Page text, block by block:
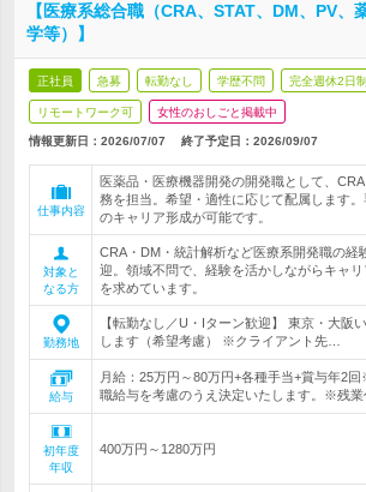
【医療系総合職（CRA、STAT、DM、PV、
学等）】
正社員 急募 転勤なし 学歴不問 完全週休2日制
リモートワーク可 女性のおしごと掲載中
情報更新日：2026/07/07 終了予定日： 2026/09/07
仕事内容
医薬品・医療機器開発の開発職として、
務を担当。希望・適性に応じて配属します
のキャリア形成が可能です。
対象と
なる方
CRA・DM・統計解析など医療系開発職の経
迎。領域不問で、経験を活かしながらキャ
を求めています。
勤務地
【転勤なし／U・Iターン歓迎】 東京・大阪
します（希望考慮） ※クライアント先…
給与
月給：25万円～80万円+各種手当+賞与年2
職給与を考慮のうえ決定いたします。※残業
初年度
年収
400万円～1280万円